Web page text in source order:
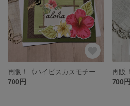
700円
700円